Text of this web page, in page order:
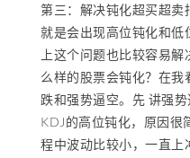
第三：解决钝化超买超卖
就是会出现高位钝化和低
上这个问题也比较容易
么样的股票会钝化？在我
跌和强势逼空。先 讲强
KDJ的高位钝化，原因很
程中波动比较小，一直上